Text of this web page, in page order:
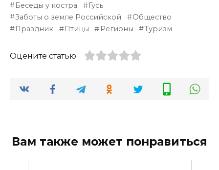
Беседы у костра
Гусь
Заботы о земле Российской
Общество
Праздник
Птицы Регионы Туризм
Оцените статью
Вам также может понравиться